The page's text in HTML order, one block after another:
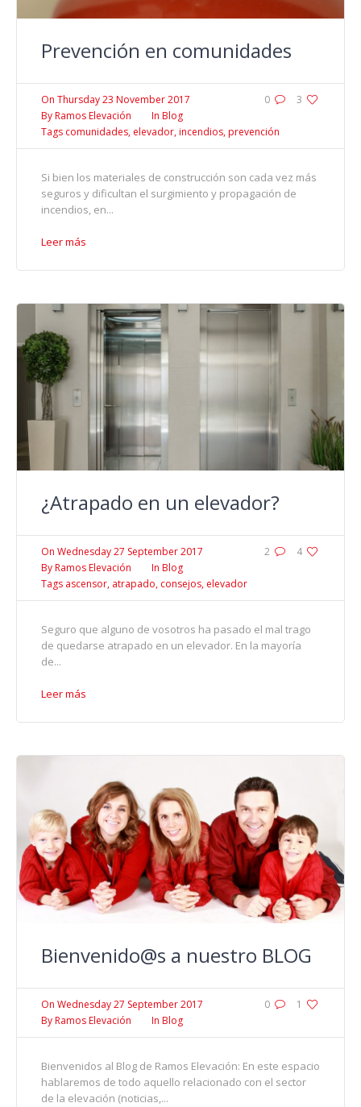
Prevención en comunidades
0 3
On Thursday 23 November 2017
ByRamos Elevación In Blog
Tags comunidades, elevador,incendios,prevención
Si bien los materiales de construcción son cada vez más
seguros y dificultan el surgimiento y propagación de
incendios, en...
Leer más
¿Atrapado en un elevador?
2 4
On Wednesday 27 September 2017
ByRamos Elevación In Blog
Tags ascensor, atrapado, consejos, elevador
Seguro que alguno de vosotros ha pasado el mal trago
de quedarse atrapado en un elevador. En la mayoría
de...
Leer más
Bienvenido@s a nuestro BLOG
0 1
On Wednesday 27 September 2017
ByRamos Elevación In Blog
Bienvenidos al Blog de Ramos Elevación: En este espacio
hablaremos de todo aquello relacionado con el sector
de la elevación (noticias,...